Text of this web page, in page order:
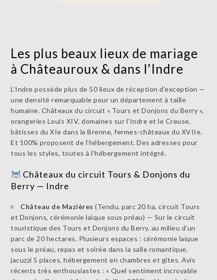
Les plus beaux lieux de mariage
à Châteauroux & dans l’Indre
L’Indre possède plus de 50 lieux de réception d’exception —
une densité remarquable pour un département à taille
humaine. Châteaux du circuit « Tours et Donjons du Berry »,
orangeries Louis XIV, domaines sur l’Indre et le Creuse,
bâtisses du XIe dans la Brenne, fermes-châteaux du XVIIe.
Et 100% proposent de l’hébergement. Des adresses pour
tous les styles, toutes à l’hébergement intégré.
Châteaux du circuit Tours & Donjons du
Berry — Indre
Château de Mazières (Tendu, parc 20 ha, circuit Tours
et Donjons, cérémonie laïque sous préau) — Sur le circuit
touristique des Tours et Donjons du Berry, au milieu d’un
parc de 20 hectares. Plusieurs espaces : cérémonie laïque
sous le préau, repas et soirée dans la salle romantique,
jacuzzi 5 places, hébergement en chambres et gîtes. Avis
récents très enthousiastes : « Quel sentiment incroyable